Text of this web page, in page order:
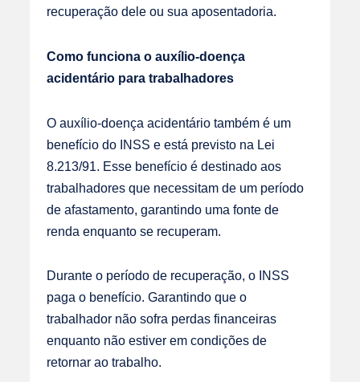
recuperação dele ou sua aposentadoria.
Como funciona o auxílio-doença
acidentário para trabalhadores
O auxílio-doença acidentário também é um
benefício do INSS e está previsto na Lei
8.213/91
. Esse benefício é destinado aos
trabalhadores que necessitam de um período
de afastamento, garantindo uma fonte de
renda enquanto se recuperam.
Durante o período de recuperação, o INSS
paga o benefício. Garantindo que o
trabalhador não sofra perdas financeiras
enquanto não estiver em condições de
retornar ao trabalho.